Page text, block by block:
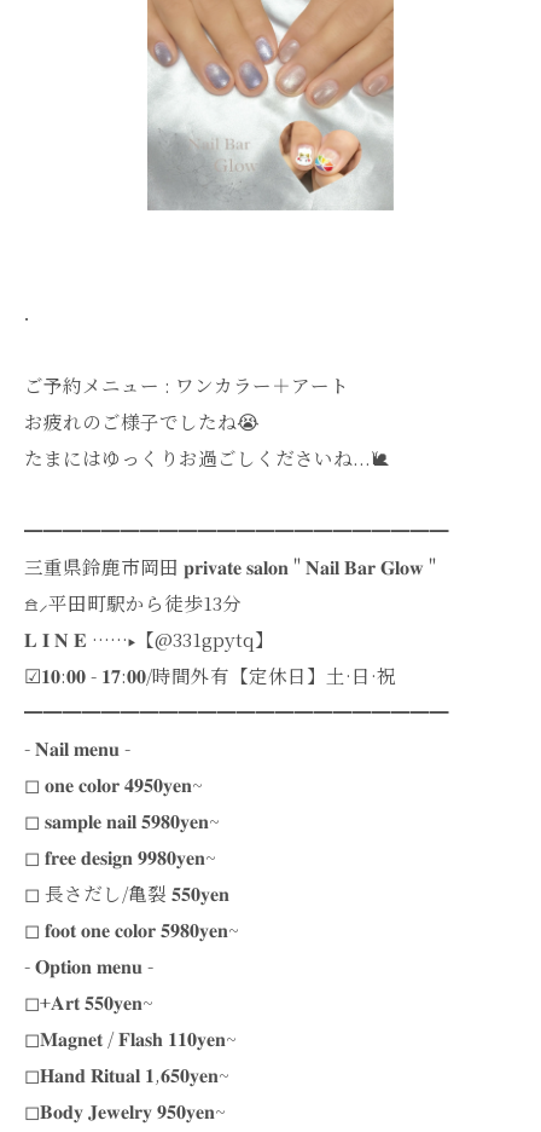
．
ご予約メニュー : ワンカラー＋アート
お疲れのご様子でしたね😭
たまにはゆっくりお過ごしくださいね...🐌
━━━━━━━━━━━━━━━━━━━━━━
三重県鈴鹿市岡田 𝐩𝐫𝐢𝐯𝐚𝐭𝐞 𝐬𝐚𝐥𝐨𝐧 " 𝐍𝐚𝐢𝐥 𝐁𝐚𝐫 𝐆𝐥𝐨𝐰 "
𖠿⸝平田町駅から徒歩13分
𝐋 𝐈 𝐍 𝐄 ······▸【@331gpytq】
︎︎︎︎︎︎☑︎𝟏𝟎:𝟎𝟎 - 𝟏𝟕:𝟎𝟎/時間外有【定休日】土·日·祝
━━━━━━━━━━━━━━━━━━━━━━
- 𝐍𝐚𝐢𝐥 𝐦𝐞𝐧𝐮 -
◻︎ 𝐨𝐧𝐞 𝐜𝐨𝐥𝐨𝐫 𝟒𝟗𝟓𝟎𝐲𝐞𝐧~
◻︎ 𝐬𝐚𝐦𝐩𝐥𝐞 𝐧𝐚𝐢𝐥 𝟓𝟗𝟖𝟎𝐲𝐞𝐧~
◻︎ 𝐟𝐫𝐞𝐞 𝐝𝐞𝐬𝐢𝐠𝐧 𝟗𝟗𝟖𝟎𝐲𝐞𝐧~
◻︎ 長さだし/亀裂 𝟓𝟓𝟎𝐲𝐞𝐧
◻︎ 𝐟𝐨𝐨𝐭 𝐨𝐧𝐞 𝐜𝐨𝐥𝐨𝐫 𝟓𝟗𝟖𝟎𝐲𝐞𝐧~
- 𝐎𝐩𝐭𝐢𝐨𝐧 𝐦𝐞𝐧𝐮 -
◻︎+𝐀𝐫𝐭 𝟓𝟓𝟎𝐲𝐞𝐧~
◻︎𝐌𝐚𝐠𝐧𝐞𝐭 / 𝐅𝐥𝐚𝐬𝐡 𝟏𝟏𝟎𝐲𝐞𝐧~
◻︎𝐇𝐚𝐧𝐝 𝐑𝐢𝐭𝐮𝐚𝐥 𝟏,𝟔𝟓𝟎𝐲𝐞𝐧~
◻︎𝐁𝐨𝐝𝐲 𝐉𝐞𝐰𝐞𝐥𝐫𝐲 𝟗𝟓𝟎𝐲𝐞𝐧~